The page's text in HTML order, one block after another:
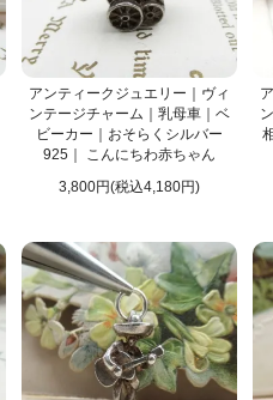
アンティークジュエリー｜ヴィ
ンテージチャーム｜乳母車｜ベ
ビーカー｜おそらくシルバー
925｜ こんにちわ赤ちゃん
3,800円(税込4,180円)